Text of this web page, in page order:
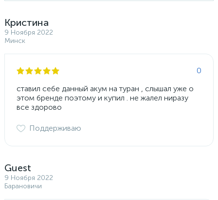
Кристина
9 Ноября 2022
Минск
0
ставил себе данный акум на туран , слышал уже о
этом бренде поэтому и купил . не жалел ниразу
все здорово
Поддерживаю
Guest
9 Ноября 2022
Барановичи